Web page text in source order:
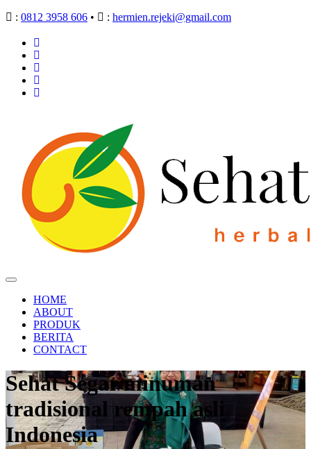
: 0812 3958 606 • : hermien.rejeki@gmail.com
HOME
ABOUT
PRODUK
BERITA
CONTACT
Sehat Segar minuman
tradisional rempah asli
Indonesia